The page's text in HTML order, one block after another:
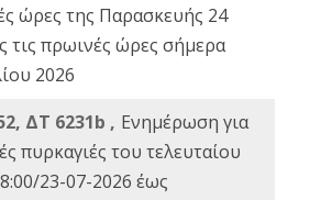
ώρες της Παρασκευής 24
τις πρωινές ώρες σήμερα
2026
ΔΤ 6231b , Ενημέρωση για
πυρκαγιές του τελευταίου
23-07-2026 έως